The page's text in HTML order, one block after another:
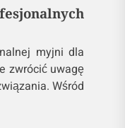
myjni dla
zwrócić uwagę
Wśród